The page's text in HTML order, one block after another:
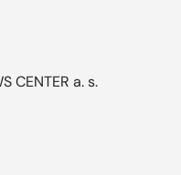
CENTER a. s.